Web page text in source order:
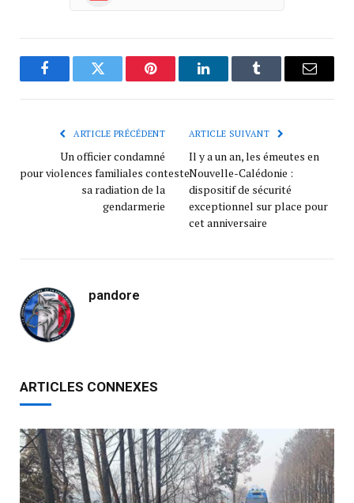
FacebookTwitter Pinterest LinkedInTumblr
ARTICLE PRÉCÉDENT
Un officier condamné
pour violences familiales conteste
sa radiation de la
gendarmerie
ARTICLE SUIVANT
Il y a un an, les émeutes en
Nouvelle-Calédonie :
dispositif de sécurité
exceptionnel sur place pour
cet anniversaire
pandore
ARTICLES CONNEXES